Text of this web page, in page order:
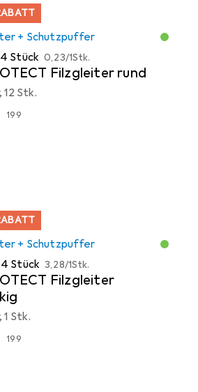
+ Schutzpuffer
Stück EUR
0,23/1Stk.
Filzgleiter rund
Stk.
199
+ Schutzpuffer
Stück EUR
3,28/1Stk.
Filzgleiter
Stk.
199